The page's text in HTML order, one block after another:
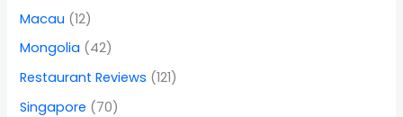
Macau (12)
Mongolia (42)
Restaurant Reviews (121)
Singapore (70)